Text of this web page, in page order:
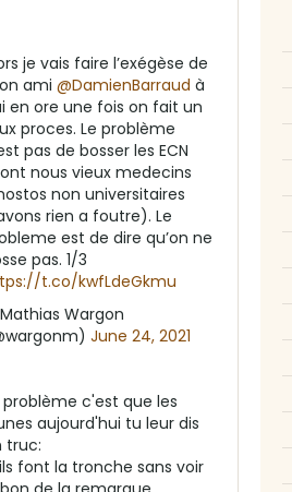
je vais faire l’exégèse de
ami@DamienBarraud à
en ore une fois on fait un
proces. Le problème
pas de bosser les ECN
nous vieux medecins
non universitaires
rien a foutre). Le
est de dire qu’on ne
pas. 1/3
t.co/kwfLdeGkmu
Wargon
June 24, 2021
problème c'est que les
aujourd'hui tu leur dis
truc:
font la tronche sans voir